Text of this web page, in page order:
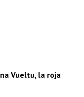
Vueltu, la roja